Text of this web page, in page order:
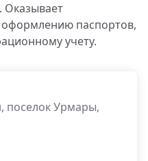
Оказывает
оформлению паспортов,
учету.
поселок Урмары,